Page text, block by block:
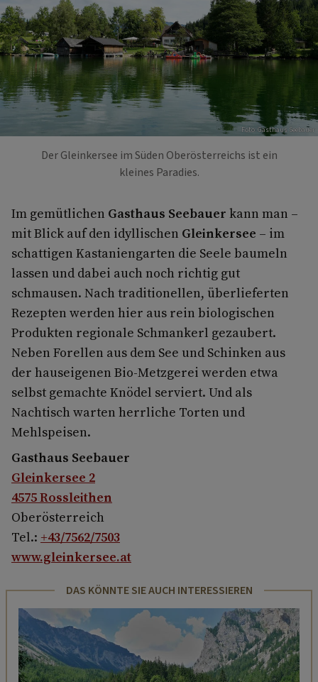
Foto: Gasthaus Seebauer
Der Gleinkersee im Süden Oberösterreichs ist ein
kleines Paradies.
Im gemütlichen Gasthaus Seebauer kann man –
mit Blick auf den idyllischen Gleinkersee – im
schattigen Kastaniengarten die Seele baumeln
lassen und dabei auch noch richtig gut
schmausen. Nach traditionellen, überlieferten
Rezepten werden hier aus rein biologischen
Produkten regionale Schmankerl gezaubert.
Neben Forellen aus dem See und Schinken aus
der hauseigenen Bio-Metzgerei werden etwa
selbst gemachte Knödel serviert. Und als
Nachtisch warten herrliche Torten und
Mehlspeisen.
Gasthaus Seebauer
Gleinkersee 2
4575 Rossleithen
Oberösterreich
Tel.: +43/7562/7503
www.gleinkersee.at
DAS KÖNNTE SIE AUCH INTERESSIEREN